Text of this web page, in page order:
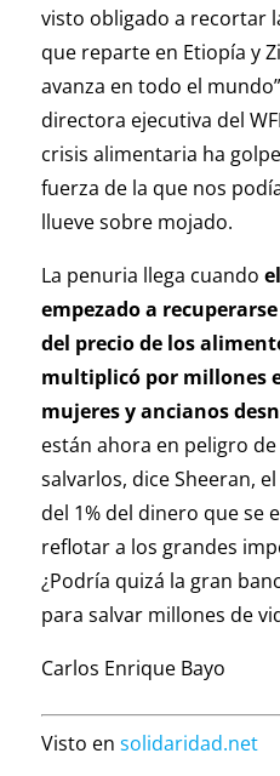
visto obligado a recortar
que reparte en Etiopía y
avanza en todo el
directora ejecutiva del
crisis alimentaria ha
fuerza de la que nos
llueve sobre mojado.
La penuria llega cuando
empezado a
del precio de los
multiplicó por millones
mujeres y ancianos
están ahora en peligro
salvarlos, dice Sheeran,
del 1% del dinero que se
reflotar a los grandes
¿Podría quizá la gran
para salvar millones de
Carlos Enrique Bayo
Visto en solidaridad.net